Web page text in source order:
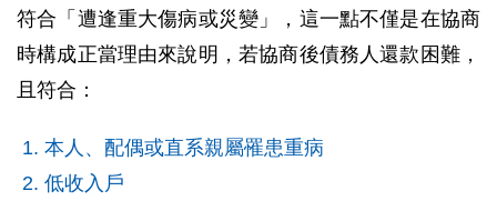
符合「遭逢重大傷病或災變」，這一點不僅是在協商
時構成正當理由來說明，若協商後債務人還款困難，
且符合：
本人、配偶或直系親屬罹患重病
低收入戶